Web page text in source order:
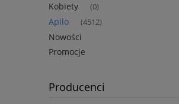
Kobiety (0)
Apilo (4512)
Nowości
Promocje
Producenci